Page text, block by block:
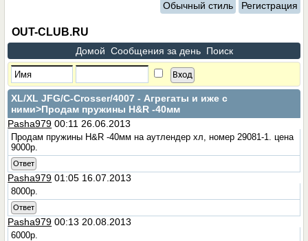
Обычный стиль Регистрация
OUT-CLUB.RU
Домой Сообщения за день Поиск
XL/XL JFG/C-Crosser/4007 - Агрегаты и иже с
ними>Продам пружины H&R -40мм
Pasha979 00:11 26.06.2013
Продам пружины H&R -40мм на аутлендер хл, номер 29081-1. цена
9000р.
Ответ
Pasha979 01:05 16.07.2013
8000р.
Ответ
Pasha979 00:13 20.08.2013
6000р.